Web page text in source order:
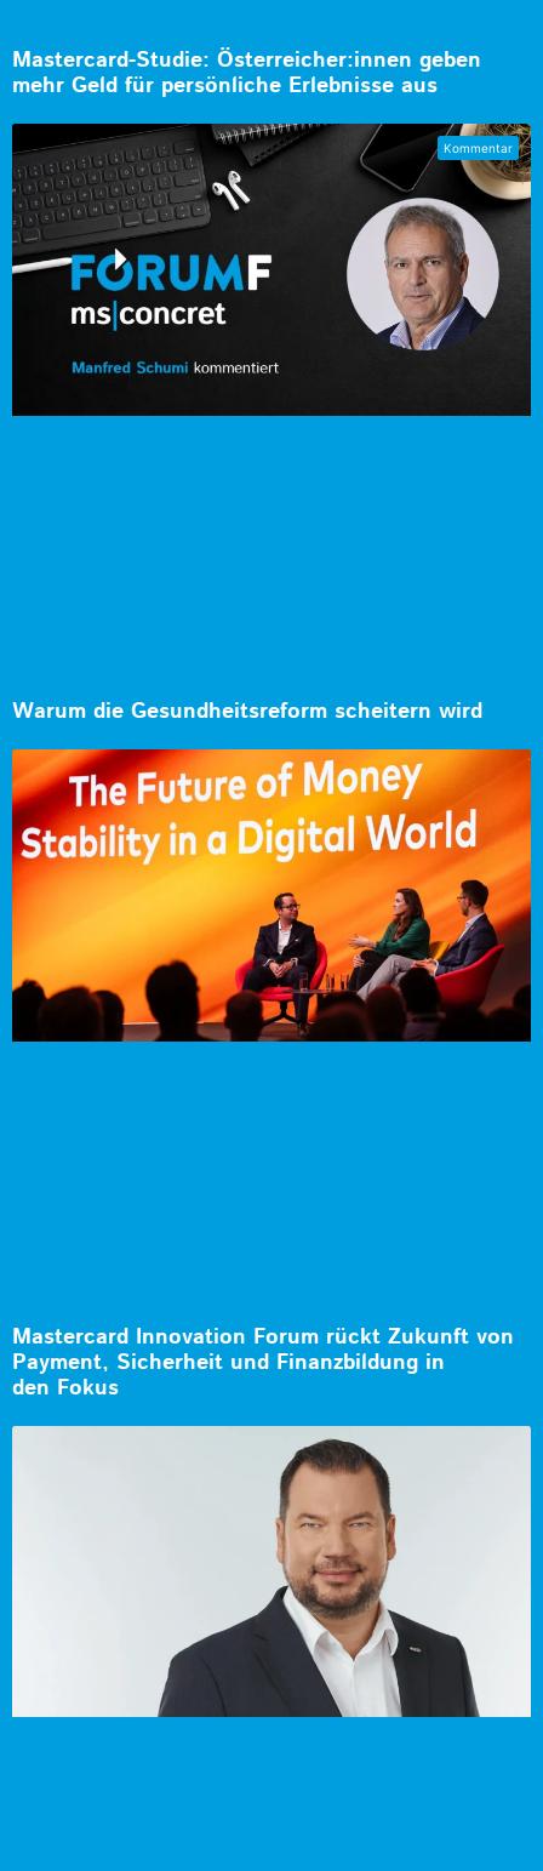
Mastercard-Studie: Österreicher:innen geben
mehr Geld für persönliche Erlebnisse aus
Warum die Gesundheitsreform scheitern wird
Mastercard Innovation Forum rückt Zukunft von
Payment, Sicherheit und Finanzbildung in
den Fokus